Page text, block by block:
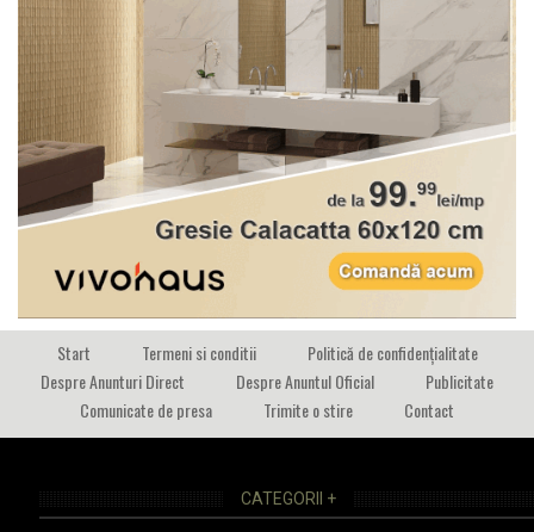
Start Termeni si conditii
Politică de confidențialitate
Despre Anunturi Direct
Despre Anuntul Oficial
Publicitate
Comunicate de presa
Trimite o stire Contact
CATEGORII +